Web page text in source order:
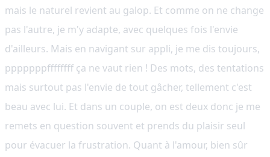
mais le naturel revient au galop. Et comme on ne change
pas l'autre, je m'y adapte, avec quelques fois l'envie
d'ailleurs. Mais en navigant sur appli, je me dis toujours,
pppppppffffffff ça ne vaut rien ! Des mots, des tentations
mais surtout pas l'envie de tout gâcher, tellement c'est
beau avec lui. Et dans un couple, on est deux donc je me
remets en question souvent et prends du plaisir seul
pour évacuer la frustration. Quant à l'amour, bien sûr